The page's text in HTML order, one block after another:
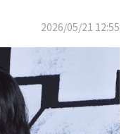
2026/05/21 12:55